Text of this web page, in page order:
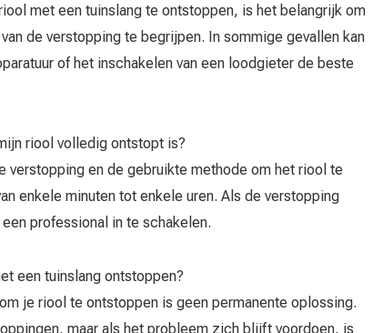
met een tuinslang te ontstoppen, is het belangrijk om
de verstopping te begrijpen. In sommige gevallen kan
of het inschakelen van een loodgieter de beste
riool volledig ontstopt is?
verstopping en de gebruikte methode om het riool te
enkele minuten tot enkele uren. Als de verstopping
professional in te schakelen.
een tuinslang ontstoppen?
je riool te ontstoppen is geen permanente oplossing.
maar als het probleem zich blijft voordoen, is